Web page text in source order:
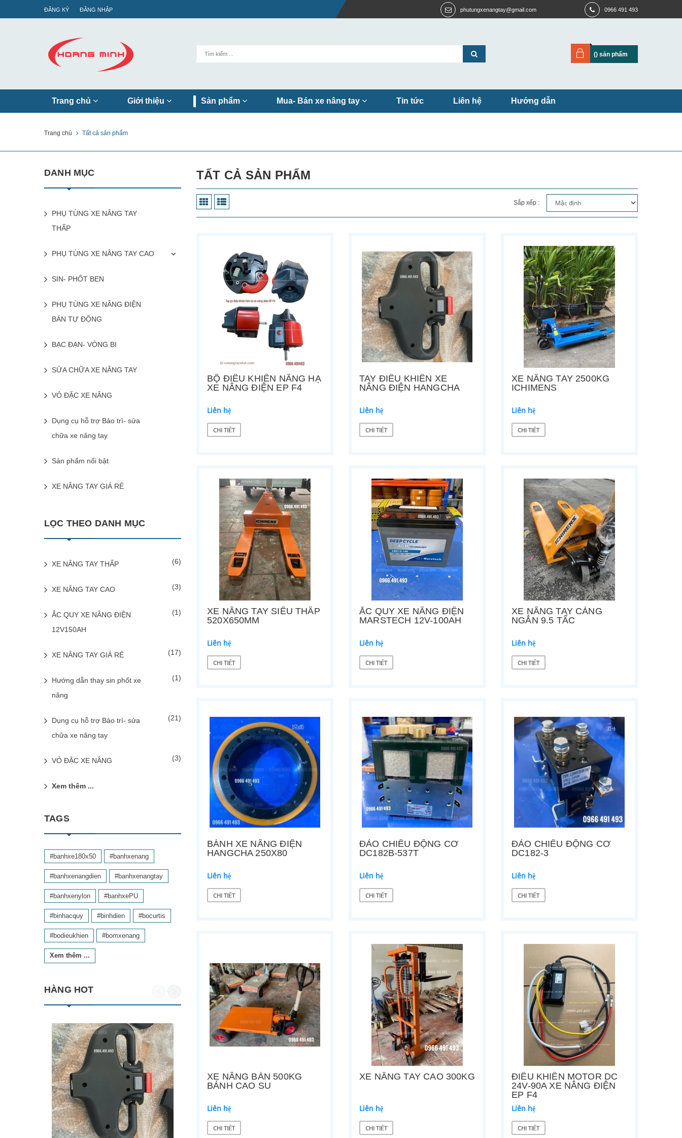
ĐĂNG KÝ ĐĂNG NHẬP phutungxenangtay@gmail.com 0966 491 493
() sản phẩm
Trang chủ Giới thiệu Sản phẩm Mua- Bán xe nâng tay Tin tức Liên hệ Hướng dẫn
Trang chủ Tất cả sản phẩm
TẤT CẢ SẢN PHẨM
Sắp xếp :
BỘ ĐIỀU KHIỂN NÂNG HẠ
XE NÂNG ĐIỆN EP F4
Liên hệ
CHI TIẾT
TAY ĐIỀU KHIỂN XE
NÂNG ĐIỆN HANGCHA
Liên hệ
CHI TIẾT
XE NÂNG TAY 2500KG
ICHIMENS
Liên hệ
CHI TIẾT
XE NÂNG TAY SIÊU THẤP
520X650MM
Liên hệ
CHI TIẾT
ẮC QUY XE NÂNG ĐIỆN
MARSTECH 12V-100AH
Liên hệ
CHI TIẾT
XE NÂNG TAY CÀNG
NGẮN 9.5 TẤC
Liên hệ
CHI TIẾT
BÁNH XE NÂNG ĐIỆN
HANGCHA 250X80
Liên hệ
CHI TIẾT
ĐẢO CHIỀU ĐỘNG CƠ
DC182B-537T
Liên hệ
CHI TIẾT
ĐẢO CHIỀU ĐỘNG CƠ
DC182-3
Liên hệ
CHI TIẾT
XE NÂNG BÀN 500KG
BÁNH CAO SU
Liên hệ
CHI TIẾT
XE NÂNG TAY CAO 300KG
Liên hệ
CHI TIẾT
ĐIỀU KHIỂN MOTOR DC
24V-90A XE NÂNG ĐIỆN
EP F4
Liên hệ
CHI TIẾT
DANH MỤC
PHỤ TÙNG XE NÂNG TAY
THẤP
PHỤ TÙNG XE NÂNG TAY CAO
SIN- PHỐT BEN
PHỤ TÙNG XE NÂNG ĐIỆN
BÁN TỰ ĐỘNG
BẠC ĐẠN- VÒNG BI
SỬA CHỮA XE NÂNG TAY
VỎ ĐẶC XE NÂNG
Dụng cụ hỗ trợ Bảo trì- sửa
chữa xe nâng tay
Sản phẩm nổi bật
XE NÂNG TAY GIÁ RẺ
LỌC THEO DANH MỤC
XE NÂNG TAY THẤP (6)
XE NÂNG TAY CAO (3)
ẮC QUY XE NÂNG ĐIỆN
12V150AH
(1)
XE NÂNG TAY GIÁ RẺ (17)
Hướng dẫn thay sin phốt xe
nâng
(1)
Dụng cụ hỗ trợ Bảo trì- sửa
chữa xe nâng tay
(21)
VỎ ĐẶC XE NÂNG (3)
Xem thêm ...
TAGS
#banhxe180x50 #banhxenang
#banhxenangdien #banhxenangtay
#banhxenylon #banhxePU
#binhacquy #binhdien #bocurtis
#bodieukhien #bomxenang
Xem thêm ...
HÀNG HOT